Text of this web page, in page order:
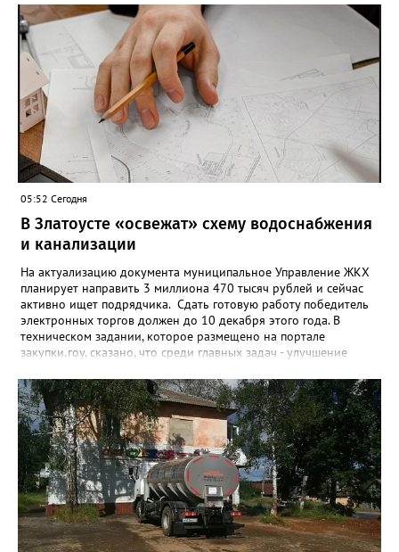
улыбок»; загрузить фотографию с улыбкой – подойдёт портрет
одного человека, пары, семьи или нескольких поколений в
одном кадре; отметить один или несколько городов,
связанных с историей семьи или важными воспоминаниями;
добавить подписи к городам, кратко объяснив связь с каждым
из них, указать контакты и подтвердить согласие с правилами
проекта», - говорится в инструкции на сайте проекта. ‍Заявка
может быть семейной, а после модерации стать частью
визуального архива проекта. 20 участников обещают
пригласить на итоговую фотосессию в Москве. Персональную
«Карту улыбок», которую можно скачать, сохранить и
опубликовать в социальных сетях, отмечают в оргкомитете,
получат все, кто улыбнулся.
05:52 Сегодня
В Златоусте «освежат» схему водоснабжения
и канализации
На актуализацию документа муниципальное Управление ЖКХ
планирует направить 3 миллиона 470 тысяч рублей и сейчас
активно ищет подрядчика. Сдать готовую работу победитель
электронных торгов должен до 10 декабря этого года. В
техническом задании, которое размещено на портале
закупки.гоу, сказано, что среди главных задач - улучшение
повышение энергоэффективности систем. Кроме электронных
схем, исполнителю нужно разработать предложения по
строительству и реконструкции водоснабжения и канализации,
оценив размер вложений, а также представить перечень
бесхозных объектов и возможные сценарии развития этой
сферы городского хозяйства. В июне 2025 года
«Златоуст.инфо» сообщал о подобных торгах. Тогда цена
вопроса была почти в три раза выше - 9 миллионов 13 тысяч
486 рублей, а в списке работ была разработка электронной
системы ливнёвок.